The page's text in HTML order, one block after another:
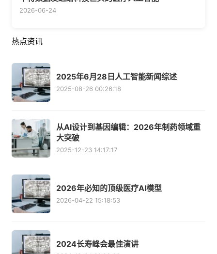
2026-06-24
热点资讯
2025年6月28日人工智能新闻综述
2025-08-26 00:26:18
从AI设计到基因编辑：2026年制药领域重
大突破
2025-12-23 14:17:17
2026年必知的顶级医疗AI模型
2026-04-22 15:18:53
2024长寿峰会最佳演讲